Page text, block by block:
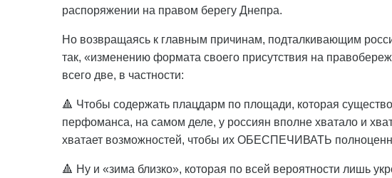
распоряжении на правом берегу Днепра.
Но возвращаясь к главным причинам, подталкивающим
так, «изменению формата своего присутствия на
всего две, в частности:
🔺 Чтобы содержать плацдарм по площади, которая
перфоманса, на самом деле, у россиян вполне хватало и
хватает возможностей, чтобы их ОБЕСПЕЧИВАТЬ
🔺 Ну и «зима близко», которая по всей вероятности лишь